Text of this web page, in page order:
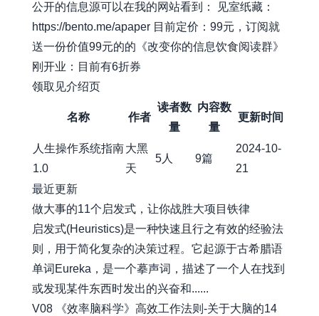
公开的信息源可以在我的网站看到： 见室纸藏：
https://bento.me/apaper目前定价：99元，订阅就
送一份价值99元的的《改变你的信息饮食阅读群》
刚开业：目前有6折券
领取见介绍页
名称 作者
读者数
量
内容数
量
更新时间
人生操作系统指南
1.0
大黑
天
5人 9篇
2024-10-
21
最近更新
做大事的11个启发式，让你战胜大项目铁律
启发式(Heuristics)是一种快速且行之有效的经验法
则，用于简化复杂的决策过程。它起源于古希腊语
单词Eureka，是一个摹声词，描述了一个人在找到
或发现某件东西时发出的兴奋和......
V08 《效率脑科学》高效工作法则-关于大脑的14